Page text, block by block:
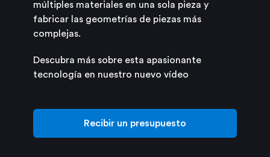
múltiples materiales en una sola pieza y
fabricar las geometrías de piezas más
complejas.
Descubra más sobre esta apasionante
tecnología en nuestro nuevo vídeo
Recibir un presupuesto